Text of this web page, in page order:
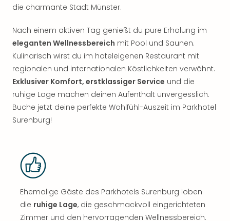
die charmante Stadt Münster.
Nach einem aktiven Tag genießt du pure Erholung im
eleganten Wellnessbereich mit Pool und Saunen.
Kulinarisch wirst du im hoteleigenen Restaurant mit
regionalen und internationalen Köstlichkeiten verwöhnt.
Exklusiver Komfort, erstklassiger Service und die
ruhige Lage machen deinen Aufenthalt unvergesslich.
Buche jetzt deine perfekte Wohlfühl-Auszeit im Parkhotel
Surenburg!
Ehemalige Gäste des Parkhotels Surenburg loben
die ruhige Lage, die geschmackvoll eingerichteten
Zimmer und den hervorragenden Wellnessbereich.